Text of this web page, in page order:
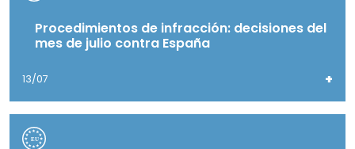
Procedimientos de infracción: decisiones del
mes de julio contra España
13/07 +